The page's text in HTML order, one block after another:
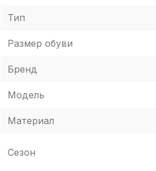
Тип
Размер обуви
Бренд
Модель
Материал
Сезон